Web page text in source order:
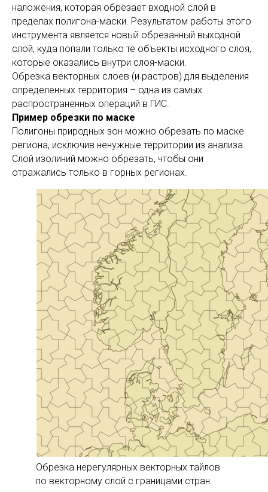
наложения, которая обрезает входной слой в
пределах полигона-маски. Результатом работы этого
инструмента является новый обрезанный выходной
слой, куда попали только те объекты исходного слоя,
которые оказались внутри слоя-маски.
Обрезка векторных слоев (и растров) для выделения
определенных территория – одна из самых
распространенных операций в ГИС.
Пример обрезки по маске
Полигоны природных зон можно обрезать по маске
региона, исключив ненужные территории из анализа.
Слой изолиний можно обрезать, чтобы они
отражались только в горных регионах.
Обрезка нерегулярных векторных тайлов
по векторному слой с границами стран.